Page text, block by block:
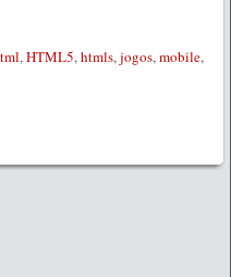
,HTML5,htmls,jogos,mobile,